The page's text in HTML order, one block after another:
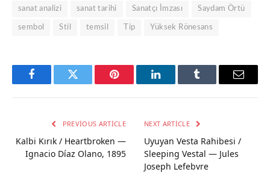
sanat analizi sanat tarihi Sanatçı İmzası Saydam Örtü
sembol Stil temsil Tip Yüksek Rönesans
FacebookTwitter Pinterest LinkedInTumblr Email
PREVIOUS ARTICLE
Kalbi Kırık / Heartbroken —
Ignacio Díaz Olano, 1895
NEXT ARTICLE
Uyuyan Vesta Rahibesi /
Sleeping Vestal — Jules
Joseph Lefebvre